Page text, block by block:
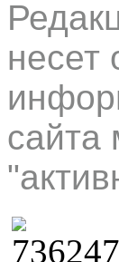
несет
сайта